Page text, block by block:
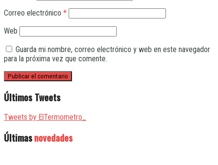
Correo electrónico *
Web
Guarda mi nombre, correo electrónico y web en este navegador
para la próxima vez que comente.
Últimos Tweets
Tweets by ElTermometro_
Últimasnovedades